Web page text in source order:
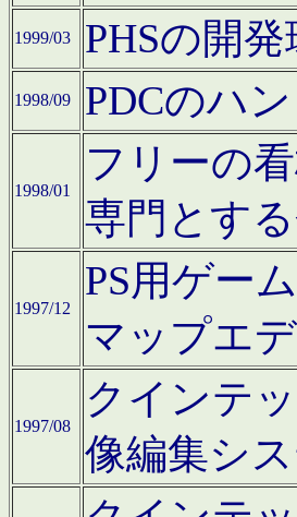
1999/03 PHSの開
1998/09 PDCのハ
1998/01
フリーの
専門とす
1997/12
PS用ゲー
マップエ
1997/08
クインテ
像編集シ